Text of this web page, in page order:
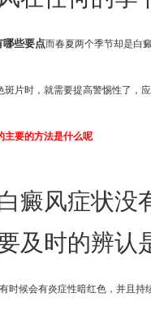
哪些要点而春夏两个季节却是白
片时，就需要提高警惕性了，
主要的方法是什么呢
风症状没
及时的辨认
时候会有炎症性暗红色，并且持